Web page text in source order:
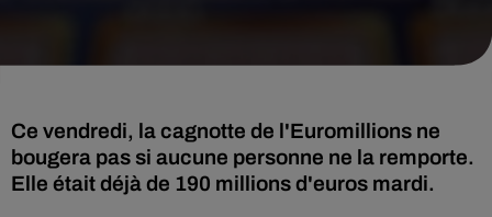
Ce vendredi, la cagnotte de l'Euromillions ne
bougera pas si aucune personne ne la remporte.
Elle était déjà de 190 millions d'euros mardi.